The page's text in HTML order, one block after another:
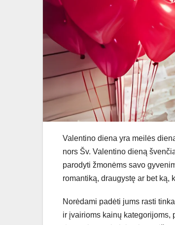
Valentino diena yra meilės
nors Šv. Valentino dieną
parodyti žmonėms savo
romantiką, draugystę ar bet ką,
Norėdami padėti jums rasti
ir įvairioms kainų kategorijoms,